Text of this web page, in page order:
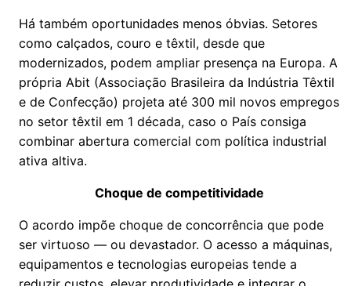
Há também oportunidades menos óbvias. Setores
como calçados, couro e têxtil, desde que
modernizados, podem ampliar presença na Europa. A
própria Abit (Associação Brasileira da Indústria Têxtil
e de Confecção) projeta até 300 mil novos empregos
no setor têxtil em 1 década, caso o País consiga
combinar abertura comercial com política industrial
ativa altiva.
Choque de competitividade
O acordo impõe choque de concorrência que pode
ser virtuoso — ou devastador. O acesso a máquinas,
equipamentos e tecnologias europeias tende a